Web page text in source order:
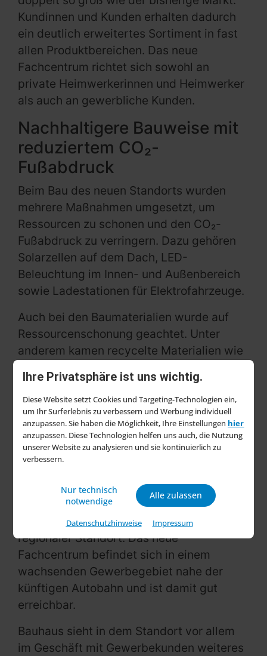
Ihre Privatsphäre ist uns wichtig.
Diese Website setzt Cookies und Targeting-Technologien ein,
um Ihr Surferlebnis zu verbessern und Werbung individuell
anzupassen. Sie haben die Möglichkeit, Ihre Einstellungen hier
anzupassen. Diese Technologien helfen uns auch, die Nutzung
unserer Website zu analysieren und sie kontinuierlich zu
verbessern.
Nur technisch
notwendige
Alle zulassen
Datenschutzhinweise Impressum
Kundinnen und Kunden erhalten dadurch
ein deutlich erweitertes Sortiment in fast
allen Produktbereichen. Das neue
Fachcentrum richtet sich sowohl an
private Heimwerkerinnen und Heimwerker
als auch an gewerbliche Kunden.
Nachhaltigere Bauweise mit
reduziertem CO₂-
Fußabdruck
Beim Bau des neuen Standorts wurden
mehrere Maßnahmen umgesetzt, um
Ressourcen zu schonen und den CO₂-
Fußabdruck zu verringern. Dazu gehören
Solarzellen auf dem Dach, LED-
Beleuchtung im Innen- und Außenbereich
sowie Ladestationen für Elektrofahrzeuge.
Auch bei den Baumaterialien wurde auf
Ressourcenschonung geachtet. Unter
anderem kamen recycelte Materialien wie
Niedrigere Decken sollen zusätzlich helfen,
Wärme besser im Gebäude zu halten und
den Energieverbrauch zu reduzieren.
Gute Lage in wachsendem
Gewerbegebiet
Næstved liegt im Süden der dänischen
Insel Seeland und zählt rund 85.000
Einwohner. Die Stadt gilt als wichtiger
regionaler Standort. Das neue
Fachcentrum befindet sich in einem
wachsenden Gewerbegebiet nahe der
künftigen Autobahn und ist damit gut
erreichbar.
Bauhaus sieht in dem Standort vor allem
im Geschäft mit Gewerbekunden weiteres